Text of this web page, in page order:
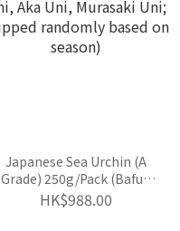
Japanese Sea Urchin (A
Grade) 250g/Pack (Bafun
Uni, Aka Uni, Murasaki
Uni; shipped randomly
HK$988.00